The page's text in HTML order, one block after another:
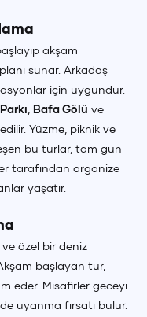
akşam
sunar. Arkadaş
için uygundur.
Bafa Gölü ve
Yüzme, piknik ve
bu turlar, tam gün
tarafından organize
yaşatır.
ve özel bir deniz
başlayan tur,
eder. Misafirler geceyi
uyanma fırsatı bulur.